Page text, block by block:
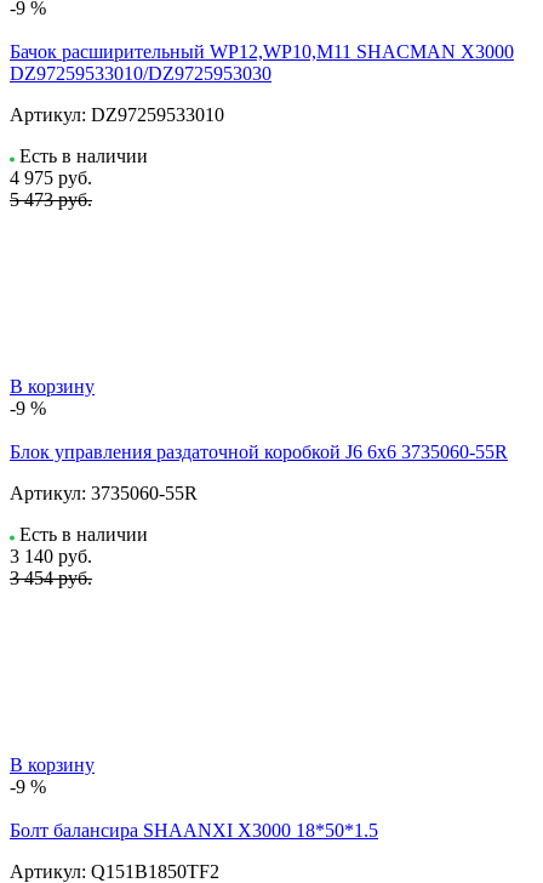
-9 %
Бачок расширительный WP12,WP10,M11 SHACMAN X3000
DZ97259533010/DZ9725953030
Артикул: DZ97259533010
Есть в наличии
4 975 руб.
5 473 руб.
В корзину
-9 %
Блок управления раздаточной коробкой J6 6x6 3735060-55R
Артикул: 3735060-55R
Есть в наличии
3 140 руб.
3 454 руб.
В корзину
-9 %
Болт балансира SHAANXI Х3000 18*50*1.5
Артикул: Q151B1850TF2